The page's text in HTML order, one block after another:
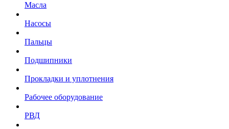
Масла
Насосы
Пальцы
Подшипники
Прокладки и уплотнения
Рабочее оборудование
РВД